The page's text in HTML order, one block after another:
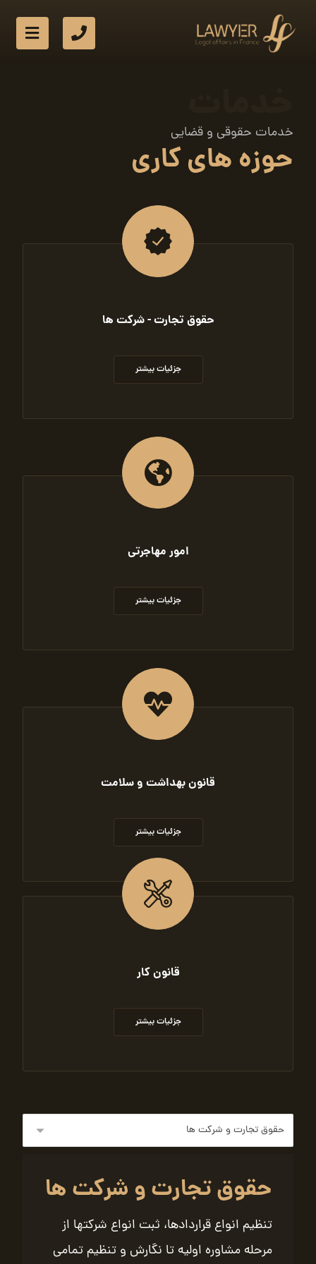
خدمات حقوقی و قضایی
حوزه های کاری
حقوق تجارت - شرکت ها
جزئیات بیشتر
امور مهاجرتی
جزئیات بیشتر
قانون بهداشت و سلامت
جزئیات بیشتر
قانون کار
جزئیات بیشتر
حقوق تجارت و شرکت ها
تنظیم انواع قراردادها، ثبت انواع شرکتها از
مرحله مشاوره اولیه تا نگارش و تنظیم تمامی